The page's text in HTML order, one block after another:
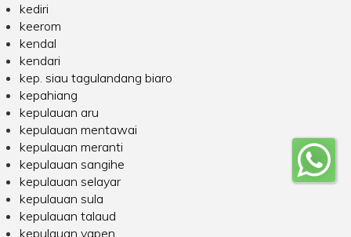
kediri
keerom
kendal
kendari
kep. siau tagulandang biaro
kepahiang
kepulauan aru
kepulauan mentawai
kepulauan meranti
kepulauan sangihe
kepulauan selayar
kepulauan sula
kepulauan talaud
kepulauan yapen